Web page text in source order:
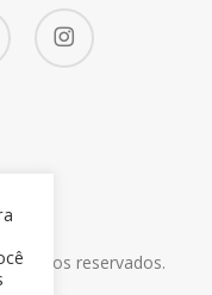
instagram
direitos reservados.